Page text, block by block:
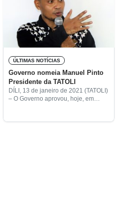
ÚLTIMAS NOTÍCIAS
Governo nomeia Manuel Pinto
Presidente da TATOLI
DÍLI, 13 de janeiro de 2021 (TATOLI)
– O Governo aprovou, hoje, em
do Conselho Diretivo da TATOLI,